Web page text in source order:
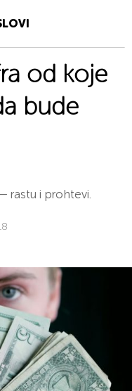
od koje
bude
rastu i prohtevi.